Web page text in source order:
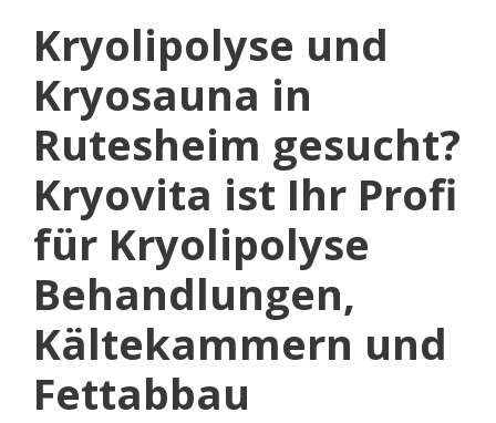
Kryolipolyse und
Kryosauna in
Rutesheim gesucht?
Kryovita ist Ihr Profi
für Kryolipolyse
Behandlungen,
Kältekammern und
Fettabbau